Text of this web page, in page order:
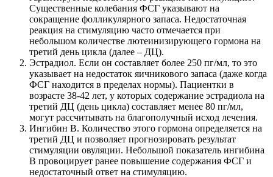
Существенные колебания ФСГ указывают на
сокращение фолликулярного запаса. Недостаточная
реакция на стимуляцию часто отмечается при
небольшом количестве лютеинизирующего гормона на
третий день цикла (далее – ДЦ).
Эстрадиол. Если он составляет более 250 пг/мл, то это
указывает на недостаток яичникового запаса (даже когда
ФСГ находится в пределах нормы). Пациентки в
возрасте 38-42 лет, у которых содержание эстрадиола на
третий ДЦ (день цикла) составляет менее 80 пг/мл,
могут рассчитывать на благополучный исход лечения.
Ингибин В. Количество этого гормона определяется на
третий ДЦ и позволяет прогнозировать результат
стимуляции овуляции. Небольшой показатель ингибина
В провоцирует ранее повышение содержания ФСГ и
недостаточный ответ на стимуляцию.